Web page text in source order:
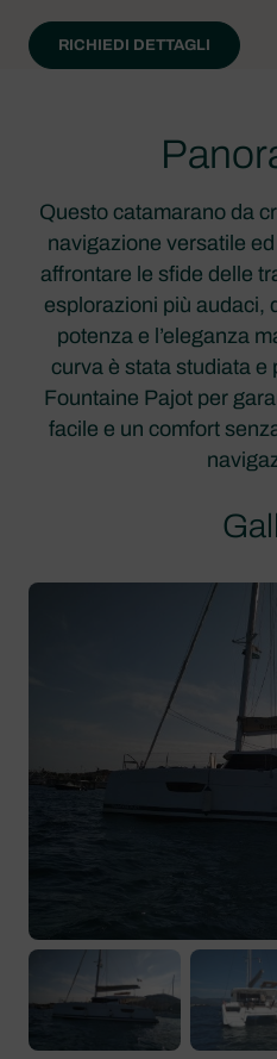
RICHIEDI DETTAGLI
Questo catamarano da
navigazione versatile
affrontare le sfide delle
esplorazioni più audaci,
potenza e l’eleganza
curva è stata studiata e
Fountaine Pajot per
facile e un comfort